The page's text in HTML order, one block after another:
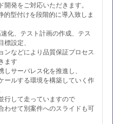
開発をご対応いただきます。
的型付けを段階的に導入致しま
速化、テスト計画の作成、テス
標設定、
ンなどにより品質保証プロセス
ます
しサーバレス化を推進し、
ールする環境を構築していく作
行して走っていますので
わせて別案件へのスライドも可